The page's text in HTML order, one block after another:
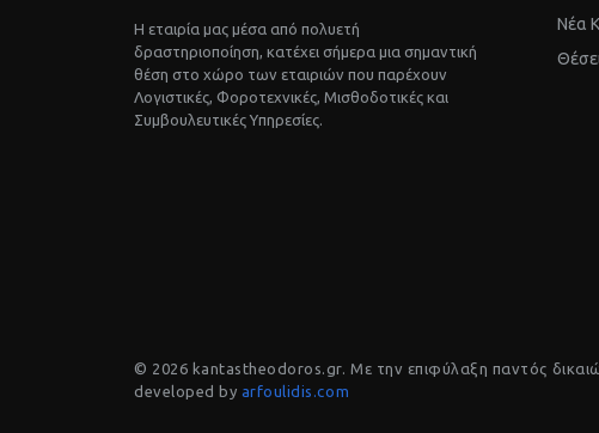
Η εταιρία μας μέσα από πολυετή
δραστηριοποίηση, κατέχει σήμερα μια σημαντική
θέση στο χώρο των εταιριών που παρέχουν
Λογιστικές, Φοροτεχνικές, Μισθοδοτικές και
Συμβουλευτικές Υπηρεσίες.
Νέα
© 2026 kantastheodoros.gr. Με την επιφύλαξη παντός
developed by arfoulidis.com